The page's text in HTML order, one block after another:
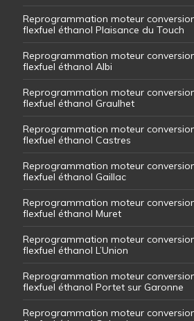
Reprogrammation moteur
flexfuel éthanol Plaisance du Touch
Reprogrammation moteur
flexfuel éthanol Albi
Reprogrammation moteur
flexfuel éthanol Graulhet
Reprogrammation moteur
flexfuel éthanol Castres
Reprogrammation moteur
flexfuel éthanol Gaillac
Reprogrammation moteur
flexfuel éthanol Muret
Reprogrammation moteur
flexfuel éthanol L’Union
Reprogrammation moteur
flexfuel éthanol Portet sur Garonne
Reprogrammation moteur